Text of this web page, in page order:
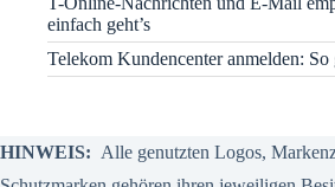
einfach geht’s
Telekom Kundencenter anmelden: So
HINWEIS: Alle genutzten Logos,